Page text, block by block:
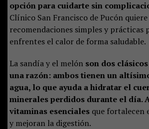
opción para cuidarte sin
Clínico San Francisco de Pucón
recomendaciones simples y prácticas
enfrentes el calor de forma saludable.
La sandía y el melón son dos
una razón: ambos tienen un
agua, lo que ayuda a hidratar el
minerales perdidos durante el día.
vitaminas esencialesque fortalecen
y mejoran la digestión.